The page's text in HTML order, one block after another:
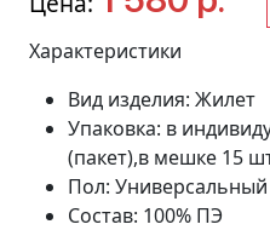
Характеристики
Вид изделия: Жилет
Упаковка: в
(пакет),в мешке 15
Пол: Универсальный
Состав: 100% ПЭ